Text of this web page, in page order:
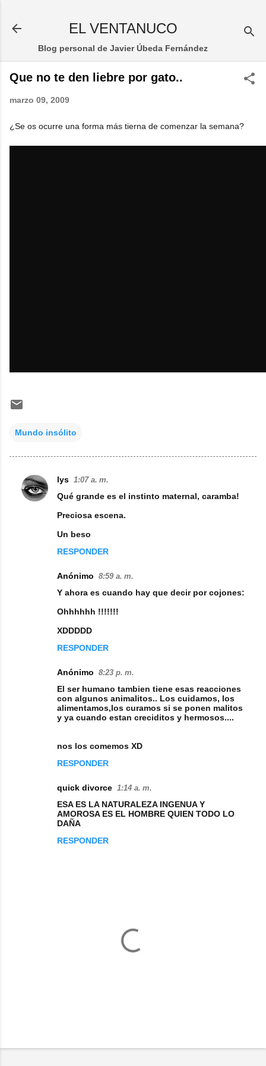
EL VENTANUCO
Blog personal de Javier Úbeda Fernández
Que no te den liebre por gato..
marzo 09, 2009
¿Se os ocurre una forma más tierna de comenzar la semana?
Mundo insólito
C
lys 1:07 a. m.
Qué grande es el instinto maternal, caramba!
Preciosa escena.
Un beso
RESPONDER
Anónimo 8:59 a. m.
Y ahora es cuando hay que decir por cojones:
Ohhhhhh !!!!!!!
XDDDDD
RESPONDER
Anónimo 8:23 p. m.
El ser humano tambien tiene esas reacciones
con algunos animalitos.. Los cuidamos, los
alimentamos,los curamos si se ponen malitos
y ya cuando estan creciditos y hermosos....
nos los comemos XD
RESPONDER
quick divorce 1:14 a. m.
ESA ES LA NATURALEZA INGENUA Y
AMOROSA ES EL HOMBRE QUIEN TODO LO
DAÑA
RESPONDER